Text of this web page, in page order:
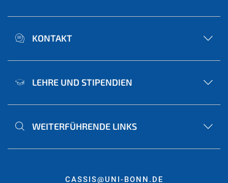
KONTAKT
LEHRE UND STIPENDIEN
WEITERFÜHRENDE LINKS
CASSIS@UNI-BONN.DE